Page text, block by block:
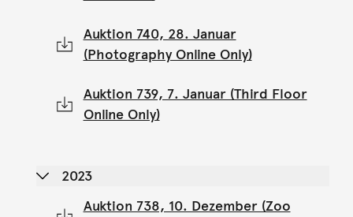
Auktion 740, 28. Januar
(Photography Online Only)
Auktion 739, 7. Januar (Third Floor
Online Only)
2023
Auktion 738, 10. Dezember (Zoo